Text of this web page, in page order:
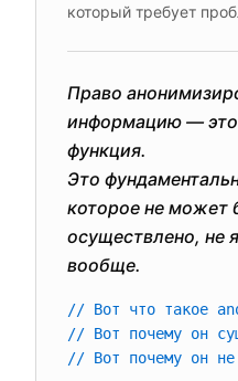
который требует
Право
информацию — это
функция.
Это
которое не может
осуществлено, не
вообще.
// Вот что такое
// Вот почему он
// Вот почему он не